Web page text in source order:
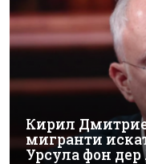
Кирил
мигранти
Урсула фон